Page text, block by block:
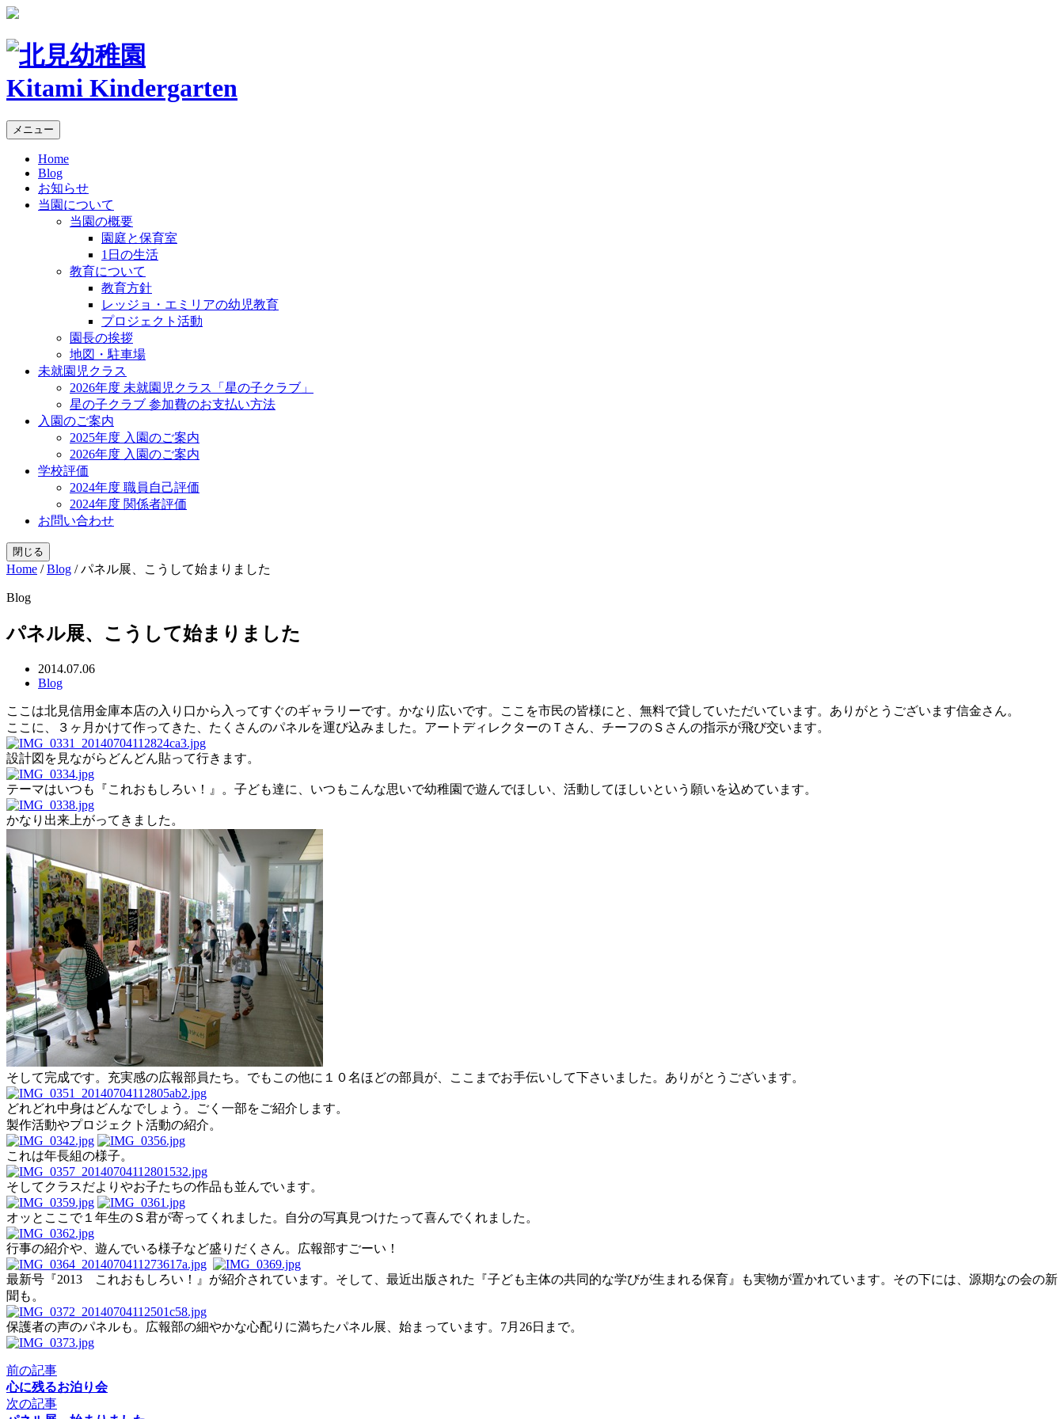
Kitami Kindergarten
メニュー
Home
Blog
お知らせ
当園について
当園の概要
園庭と保育室
1日の生活
教育について
教育方針
レッジョ・エミリアの幼児教育
プロジェクト活動
園長の挨拶
地図・駐車場
未就園児クラス
2026年度 未就園児クラス「星の子クラブ」
星の子クラブ 参加費のお支払い方法
入園のご案内
2025年度 入園のご案内
2026年度 入園のご案内
学校評価
2024年度 職員自己評価
2024年度 関係者評価
お問い合わせ
閉じる
Home /Blog /パネル展、こうして始まりました
Blog
パネル展、こうして始まりました
2014.07.06
Blog
ここは北見信用金庫本店の入り口から入ってすぐのギャラリーです。かなり広いです。ここを市民の皆様にと、無料で貸していただいています。ありがとうございます信金さん。
ここに、３ヶ月かけて作ってきた、たくさんのパネルを運び込みました。アートディレクターのＴさん、チーフのＳさんの指示が飛び交います。
設計図を見ながらどんどん貼って行きます。
テーマはいつも『これおもしろい！』。子ども達に、いつもこんな思いで幼稚園で遊んでほしい、活動してほしいという願いを込めています。
かなり出来上がってきました。
そして完成です。充実感の広報部員たち。でもこの他に１０名ほどの部員が、ここまでお手伝いして下さいました。ありがとうございます。
どれどれ中身はどんなでしょう。ごく一部をご紹介します。
製作活動やプロジェクト活動の紹介。
これは年長組の様子。
そしてクラスだよりやお子たちの作品も並んでいます。
オッとここで１年生のＳ君が寄ってくれました。自分の写真見つけたって喜んでくれました。
行事の紹介や、遊んでいる様子など盛りだくさん。広報部すごーい！
最新号『2013 これおもしろい！』が紹介されています。そして、最近出版された『子ども主体の共同的な学びが生まれる保育』も実物が置かれています。その下には、源期なの会の新
聞も。
保護者の声のパネルも。広報部の細やかな心配りに満ちたパネル展、始まっています。7月26日まで。
前の記事
心に残るお泊り会
次の記事